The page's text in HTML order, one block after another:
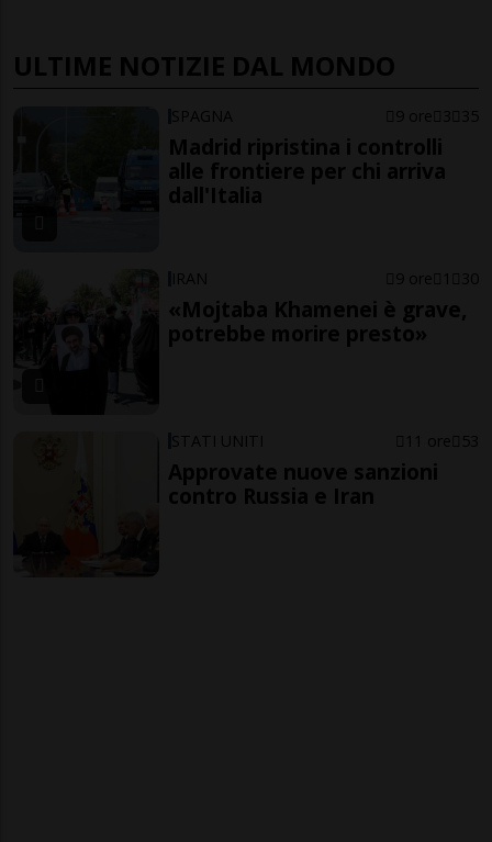
ULTIME NOTIZIE DAL MONDO
SPAGNA 9 ore 3 35
Madrid ripristina i controlli
alle frontiere per chi arriva
dall'Italia
IRAN 9 ore 1 30
«Mojtaba Khamenei è grave,
potrebbe morire presto»
STATI UNITI 11 ore 53
Approvate nuove sanzioni
contro Russia e Iran